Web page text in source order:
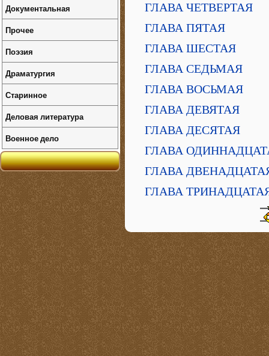
ГЛАВА ЧЕТВЕРТАЯ
ГЛАВА ПЯТАЯ
ГЛАВА ШЕСТАЯ
ГЛАВА СЕДЬМАЯ
ГЛАВА ВОСЬМАЯ
ГЛАВА ДЕВЯТАЯ
ГЛАВА ДЕСЯТАЯ
ГЛАВА
ГЛАВА
ГЛАВА
Документальная
Прочее
Поэзия
Драматургия
Старинное
Деловая литература
Военное дело